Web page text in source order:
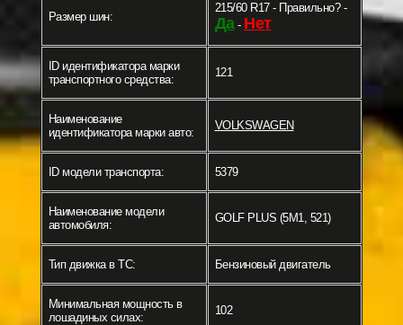
Размер шин:
215/60 R17 - Правильно? -
Да- Нет
ID идентификатора марки
транспортного средства:
121
Наименование
идентификатора марки авто:
VOLKSWAGEN
ID модели транспорта: 5379
Наименование модели
автомобиля:
GOLF PLUS (5M1, 521)
Тип движка в ТС: Бензиновый двигатель
Минимальная мощность в
лошадиных силах:
102